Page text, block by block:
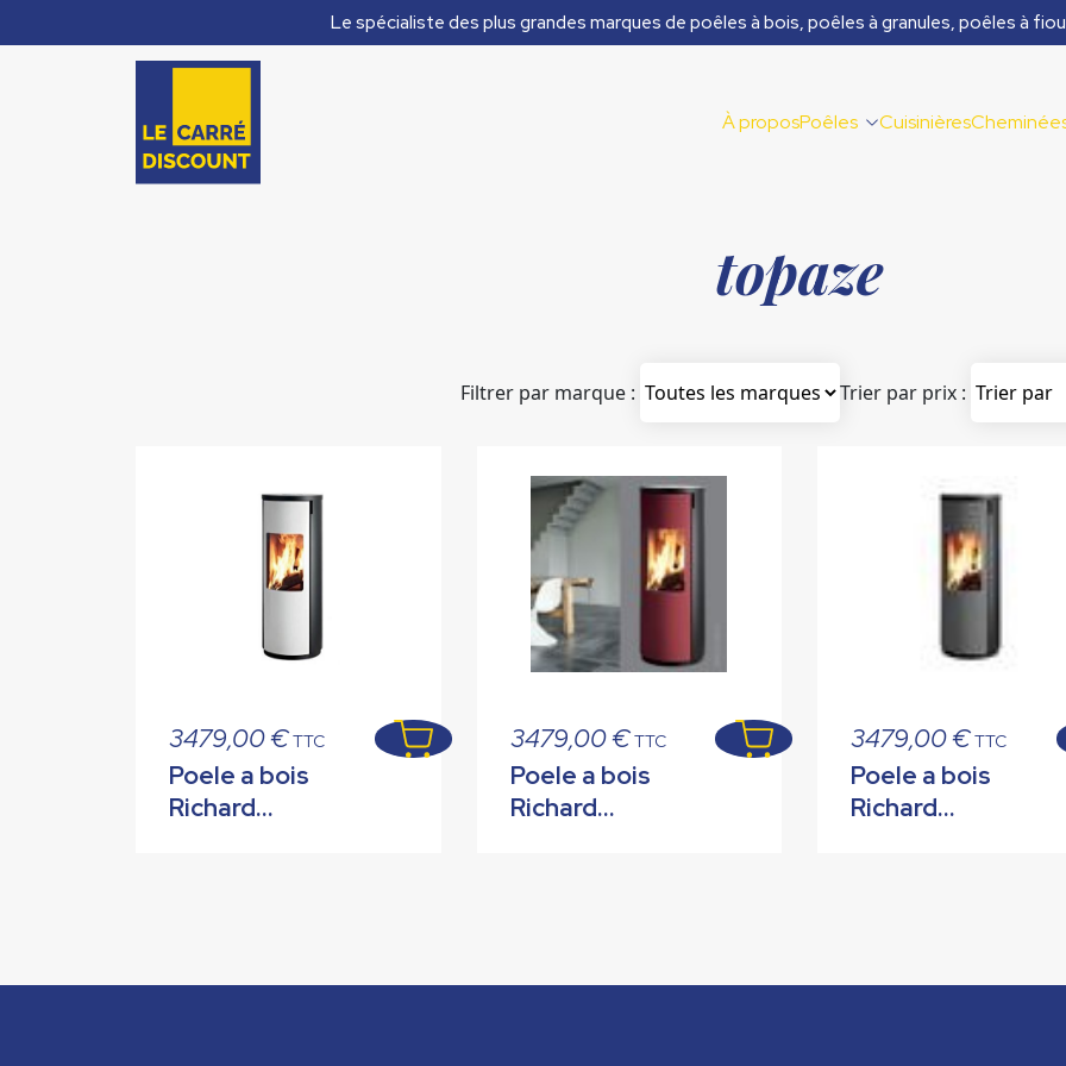
Le spécialiste des plus grandes marques de poêles à bois, poêles à granules, poêles à
À proposPoêles Cuisinières
topaze
Filtrer par marque : Trier par prix :
3479,00€TTC
Poele a bois
Richard
3479,00€TTC
Poele a bois
Richard
3479,00€TTC
Poele a bois
Richard